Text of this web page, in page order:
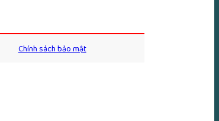
Chính sách bảo mật